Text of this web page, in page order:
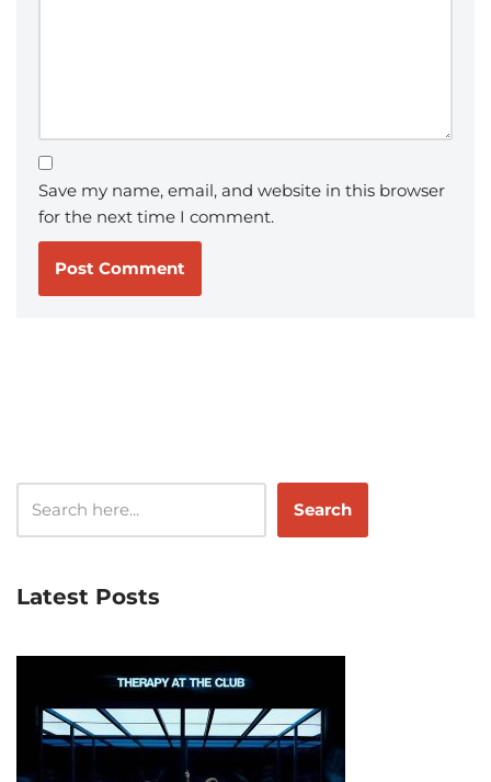
Save my name, email, and website in this browser
for the next time I comment.
Search
Latest Posts